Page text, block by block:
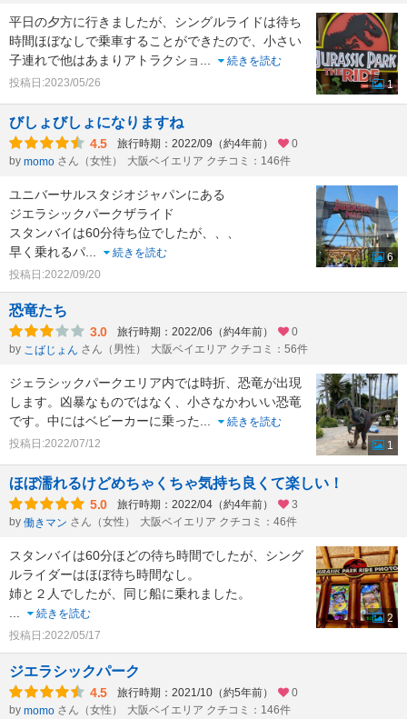
平日の夕方に行きましたが、シングルライドは待ち
時間ほぼなしで乗車することができたので、小さい
子連れで他はあまりアトラクショ ...
続きを読む
投稿日:2023/05/26
1
びしょびしょになりますね
4.5 旅行時期：2022/09（約4年前）
0
by momo さん（女性） 大阪ベイエリア クチコミ：146件
ユニバーサルスタジオジャパンにある
ジエラシックパークザライド
スタンバイは60分待ち位でしたが、、、
早く乗れるパ...
続きを読む
投稿日:2022/09/20
6
恐竜たち
3.0 旅行時期：2022/06（約4年前）
0
by こばじょん さん（男性） 大阪ベイエリア クチコミ：56件
ジェラシックパークエリア内では時折、恐竜が出現
します。凶暴なものではなく、小さなかわいい恐竜
です。中にはベビーカーに乗った...
続きを読む
投稿日:2022/07/12
1
ほぼ濡れるけどめちゃくちゃ気持ち良くて楽しい！
5.0 旅行時期：2022/04（約4年前）
3
by 働きマン さん（女性） 大阪ベイエリア クチコミ：46件
スタンバイは60分ほどの待ち時間でしたが、シング
ルライダーはほぼ待ち時間なし。
姉と２人でしたが、同じ船に乗れました。
...
続きを読む
投稿日:2022/05/17
2
ジエラシックパーク
4.5 旅行時期：2021/10（約5年前）
0
by momo さん（女性） 大阪ベイエリア クチコミ：146件